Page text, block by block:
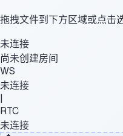
拖拽文件到下方区域或点击
未连接
尚未创建房间
WS
未连接
|
RTC
未连接